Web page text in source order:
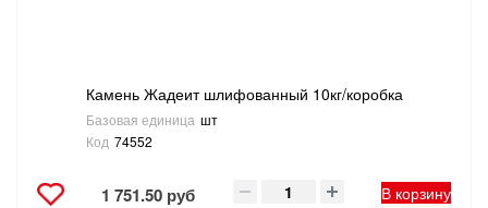
Камень Жадеит шлифованный 10кг/коробка
Базовая единица шт
Код 74552
1 751.50 руб В корзину